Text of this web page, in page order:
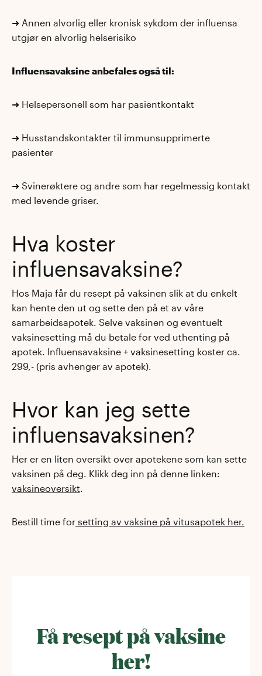
➜ Annen alvorlig eller kronisk sykdom der influensa
utgjør en alvorlig helserisiko
Influensavaksine anbefales også til:
➜ Helsepersonell som har pasientkontakt
➜ Husstandskontakter til immunsupprimerte
pasienter
➜ Svinerøktere og andre som har regelmessig kontakt
med levende griser.
Hva koster
influensavaksine?
Hos Maja får du resept på vaksinen slik at du enkelt
kan hente den ut og sette den på et av våre
samarbeidsapotek. Selve vaksinen og eventuelt
vaksinesetting må du betale for ved uthenting på
apotek. Influensavaksine + vaksinesetting koster ca.
299,- (pris avhenger av apotek).
Hvor kan jeg sette
influensavaksinen?
Her er en liten oversikt over apotekene som kan sette
vaksinen på deg. Klikk deg inn på denne linken:
vaksineoversikt.
Bestill time for setting av vaksine på vitusapotek her.
Få resept på vaksine
her!